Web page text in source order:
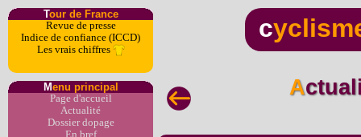
Tour de France
Revue de presse
Indice de confiance (ICCD)
Les vrais chiffres
Menu principal
Page d'accueil
Actualité
Dossier dopage
En bref
c